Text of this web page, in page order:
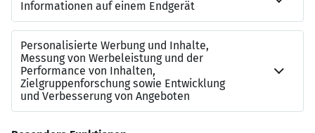
Telefon: +49404191319526
E-Mail: julia.konken@xing.com Das klingt spannend?
Buchen Sie sich gerne direkt einen Termin für einen